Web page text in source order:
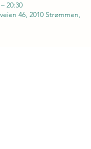
20:30
46, 2010 Strømmen,